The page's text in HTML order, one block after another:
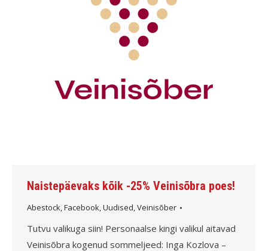
Naistepäevaks kõik -25% Veinisõbra poes!
Abestock,Facebook,Uudised,Veinisõber
Tutvu valikuga siin! Personaalse kingi valikul aitavad
Veinisõbra kogenud sommeljeed: Inga Kozlova –